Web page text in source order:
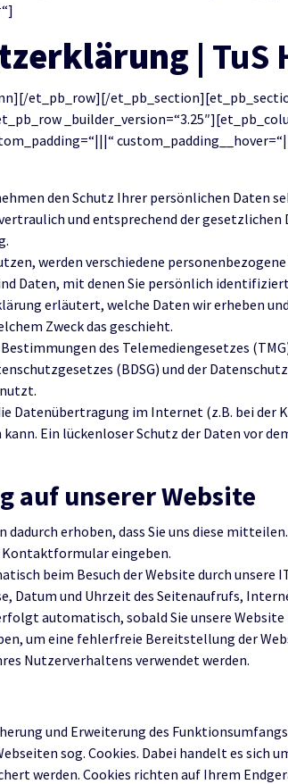
|
et_pb_row][/
den Schutz Ihrer persönlichen Daten
und entsprechend der
werden verschiedene
Daten, mit denen Sie persönlich
erläutert, welche Daten wir erheben
Zweck das geschieht.
des Telemediengesetzes
(BDSG) und der
Datenübertragung im Internet (z.B. bei der
Ein lückenloser Schutz der Daten vor
auf unserer Website
dadurch erhoben, dass Sie uns diese
Kontaktformular eingeben.
beim Besuch der Website durch unsere
Datum und Uhrzeit des Seitenaufrufs,
automatisch, sobald Sie unsere
um eine fehlerfreie Bereitstellung der
Nutzerverhaltens verwendet werden.
und Erweiterung des
sog. Cookies. Dabei handelt es sich
werden. Cookies richten auf Ihrem